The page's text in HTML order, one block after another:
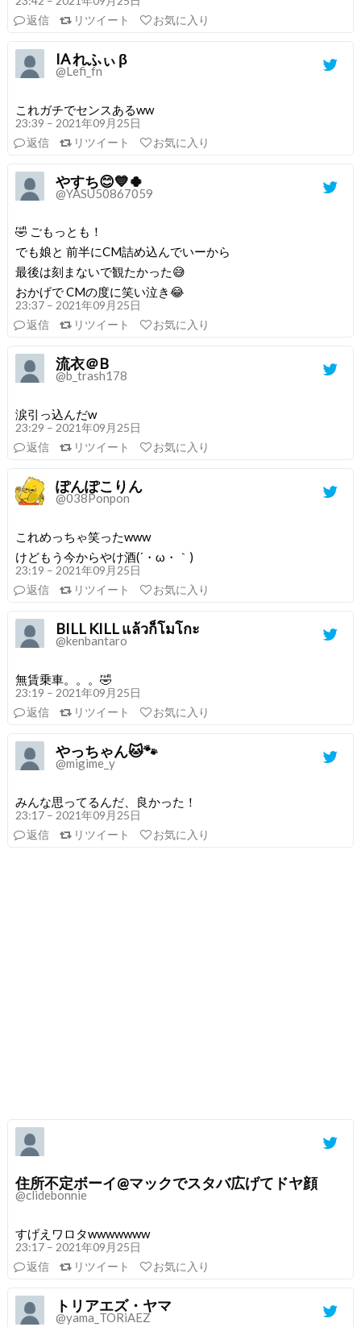
返信
リツイート お気に入り
IA れふぃ β
@Lefi_fn
これガチでセンスあるww
23:39 – 2021年09月25日
返信
リツイート お気に入り
やすち😊💙🍀
@YASU50867059
🤣 ごもっとも！
でも娘と 前半にCM詰め込んでいーから
最後は刻まないで観たかった😅
おかげで CMの度に笑い泣き😂
23:37 – 2021年09月25日
返信
リツイート お気に入り
流衣＠B
@b_trash178
涙引っ込んだw
23:29 – 2021年09月25日
返信
リツイート お気に入り
ぽんぽこりん
@038Ponpon
これめっちゃ笑ったwww
けどもう今からやけ酒(´・ω・｀)
23:19 – 2021年09月25日
返信
リツイート お気に入り
BILL KILL แล้วก็โมโกะ
@kenbantaro
無賃乗車。。。🤣
23:19 – 2021年09月25日
返信
リツイート お気に入り
やっちゃん🐱🐾
@migime_y
みんな思ってるんだ、良かった！
23:17 – 2021年09月25日
返信
リツイート お気に入り
住所不定ボーイ@マックでスタバ広げてドヤ顔
@clidebonnie
すげえワロタwwwwwww
23:17 – 2021年09月25日
返信
リツイート お気に入り
トリアエズ・ヤマ
@yama_TORiAEZ